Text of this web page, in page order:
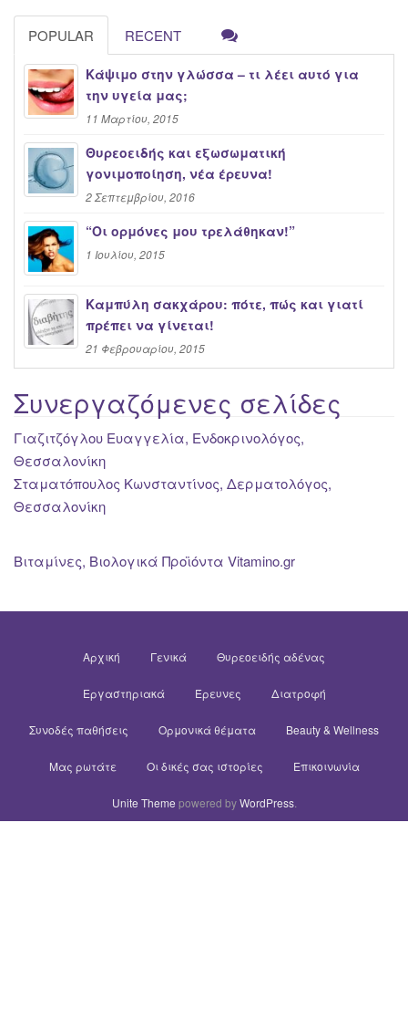
POPULAR RECENT
Κάψιμο στην γλώσσα – τι λέει αυτό για
την υγεία μας;
11 Μαρτίου, 2015
Θυρεοειδής και εξωσωματική
γονιμοποίηση, νέα έρευνα!
2 Σεπτεμβρίου, 2016
“Oι ορμόνες μου τρελάθηκαν!”
1 Ιουλίου, 2015
Καμπύλη σακχάρου: πότε, πώς και γιατί
πρέπει να γίνεται!
21 Φεβρουαρίου, 2015
Συνεργαζόμενες σελίδες
Γιαζιτζόγλου Ευαγγελία, Ενδοκρινολόγος,
Θεσσαλονίκη
Σταματόπουλος Κωνσταντίνος, Δερματολόγος,
Θεσσαλονίκη
Βιταμίνες, Βιολογικά Προϊόντα Vitamino.gr
Αρχική Γενικά Θυρεοειδής αδένας
Εργαστηριακά Έρευνες Διατροφή
Συνοδές παθήσεις Ορμονικά θέματα Beauty & Wellness
Μας ρωτάτε Οι δικές σας ιστορίες Επικοινωνία
Unite Theme powered byWordPress.